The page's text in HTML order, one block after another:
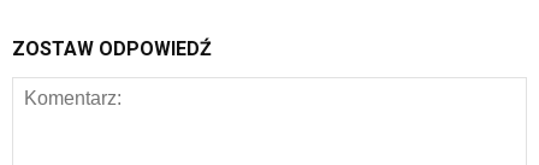
ZOSTAW ODPOWIEDŹ